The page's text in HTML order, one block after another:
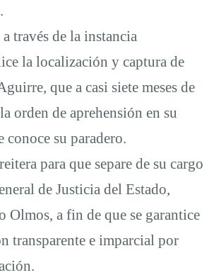
través de la instancia
la localización y captura de
que a casi siete meses de
orden de aprehensión en su
conoce su paradero.
para que separe de su cargo
de Justicia del Estado,
Olmos, a fin de que se garantice
transparente e imparcial por